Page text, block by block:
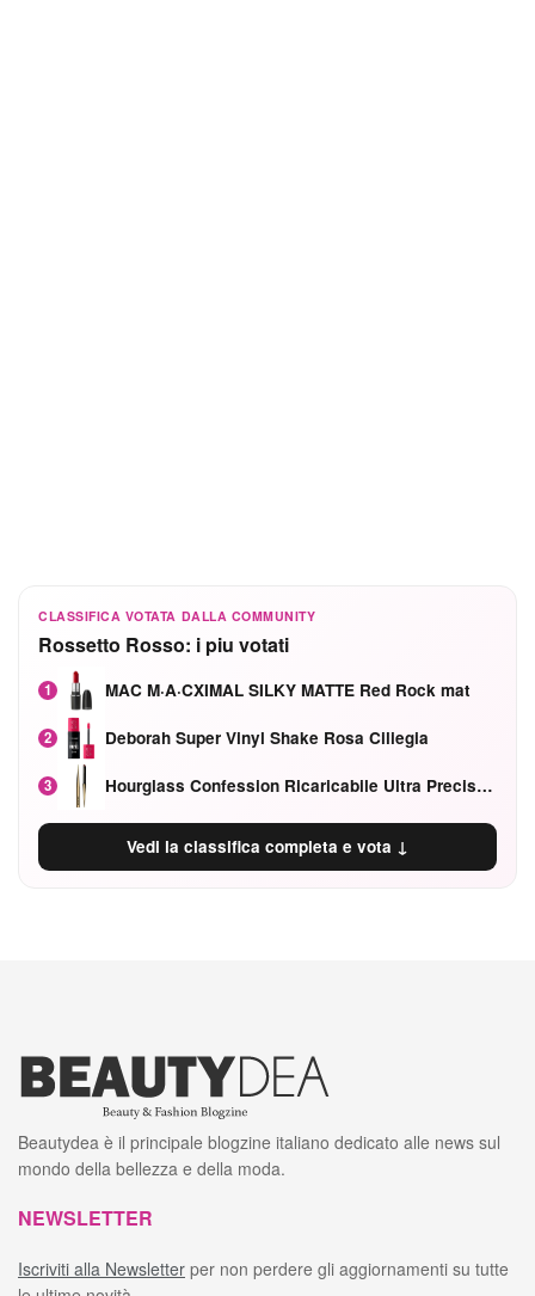
CLASSIFICA VOTATA DALLA COMMUNITY
Rossetto Rosso: i piu votati
1 MAC M·A·CXIMAL SILKY MATTE Red Rock mat
2 Deborah Super Vinyl Shake Rosa Ciliegia
3 Hourglass Confession Ricaricabile Ultra Preciso Ad Alta Intensità Secretly Classic Red
Vedi la classifica completa e vota ↓
Beautydea è il principale blogzine italiano dedicato alle news sul
mondo della bellezza e della moda.
NEWSLETTER
Iscriviti alla Newsletter per non perdere gli aggiornamenti su tutte